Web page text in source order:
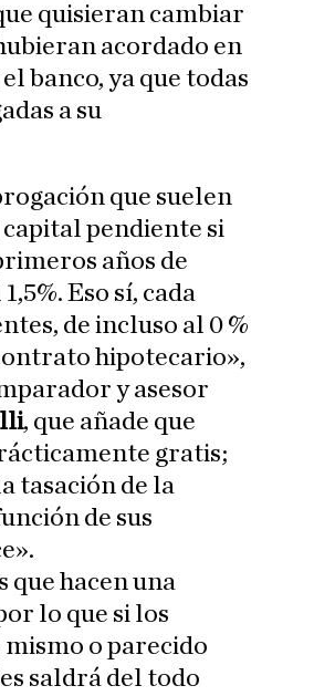
quisieran cambiar
acordado en
banco, ya que todas
a su
que suelen
capital pendiente si
años de
Eso sí, cada
de incluso al 0 %
hipotecario»,
y asesor
, que añade que
gratis;
tasación de la
de sus
que hacen una
lo que si los
o parecido
saldrá del todo